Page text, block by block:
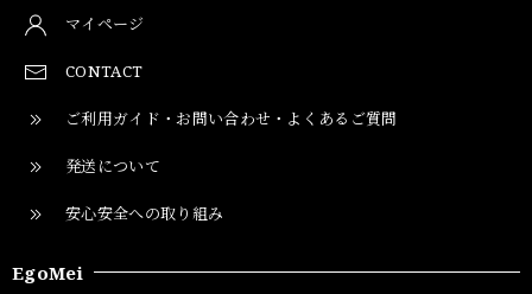
マイページ
CONTACT
ご利用ガイド・お問い合わせ・よくあるご質問
発送について
安心安全への取り組み
EgoMei